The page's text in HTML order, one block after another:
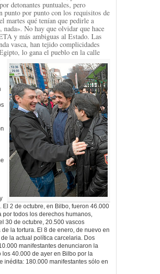
detonantes puntuales, pero
punto por punto con los requisitos de
martes qué tenían que pedirle a
No hay que olvidar que hace
y más ambiguas al Estado. Las
vasca, han tejido complicidades
lo gana el pueblo en la calle
2 de octubre, en Bilbo, fueron 46.000
por todos los derechos humanos,
30 de octubre, 20.500 vascos
la tortura. El 8 de enero, de nuevo en
la actual política carcelaria. Dos
manifestantes denunciaron la
40.000 de ayer en Bilbo por la
inédita: 180.000 manifestantes sólo en